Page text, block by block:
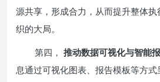
源共享，形成合力，从而提升整体
织的大局。
第四， 推动数据可视化与智能报
息通过可视化图表、报告模板等方